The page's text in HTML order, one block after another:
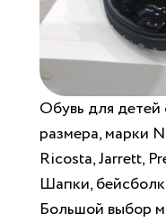
Обувь для детей
размера, марки
Ricosta, Jarrett,
Шапки,
Большой выбор